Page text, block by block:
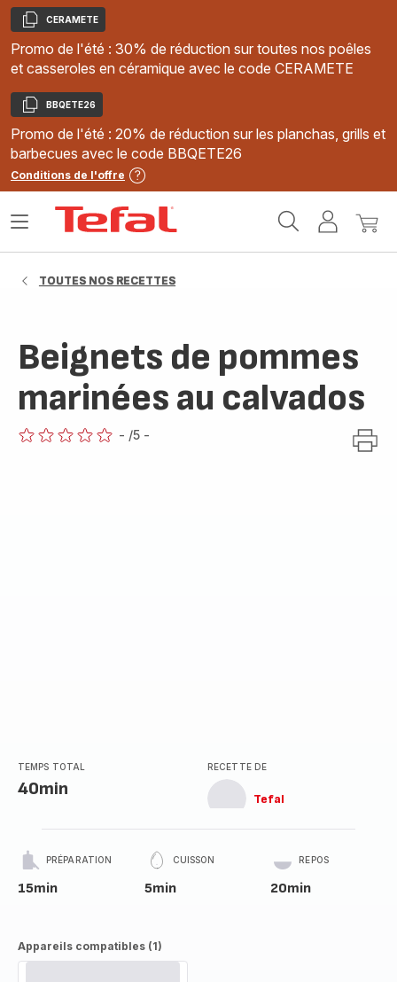
Copier
CERAMETE
Promo de l'été : 30% de réduction sur toutes nos poêles
et casseroles en céramique avec le code CERAMETE
Copier
BBQETE26
Promo de l'été : 20% de réduction sur les planchas, grills et
barbecues avec le code BBQETE26
Conditions de l'offre
MonMon
Ouvrir
TOUTES NOS RECETTES
Beignets de pommes
marinées au calvados
- /5 -
TEMPS TOTAL
40min
RECETTE DE
Tefal
PRÉPARATION
15min
CUISSON
5min
REPOS
20min
Appareils compatibles (1)